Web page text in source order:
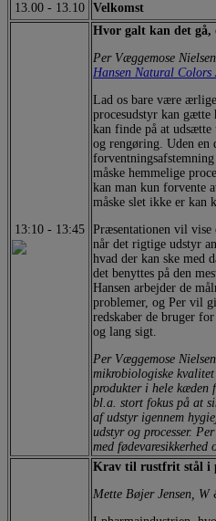
13.00 - 13.10 Velkomst
13:10 - 13:45
Hvor galt kan det gå,
Per Væggemose
Hansen Natural Colors
Lad os bare være
procesudstyr kan gætte
kan finde på at
og rengøring. Uden en
måske hemmelige
kan man kun forvente
måske slet ikke er kan
Præsentationen vil vise
når det rigtige udstyr
hvad der kan ske med
det benyttes på den
Hansen arbejder de
problemer, og Per vil
redskaber de bruger
og lang sigt.
Per Væggemose
mikrobiologiske
produkter i hele kæden
bl.a. stort fokus på at
af udstyr igennem
udstyr og processer.
med fødevaresikkerhed
Krav til rustfrit stål i
Mette Bøjer Jensen, W